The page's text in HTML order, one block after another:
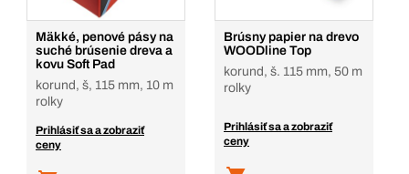
Mäkké, penové pásy na
suché brúsenie dreva a
kovu Soft Pad
korund, š, 115 mm, 10 m
rolky
Prihlásiť sa a zobraziť
ceny
Brúsny papier na drevo
WOODline Top
korund, š. 115 mm, 50 m
rolky
Prihlásiť sa a zobraziť
ceny